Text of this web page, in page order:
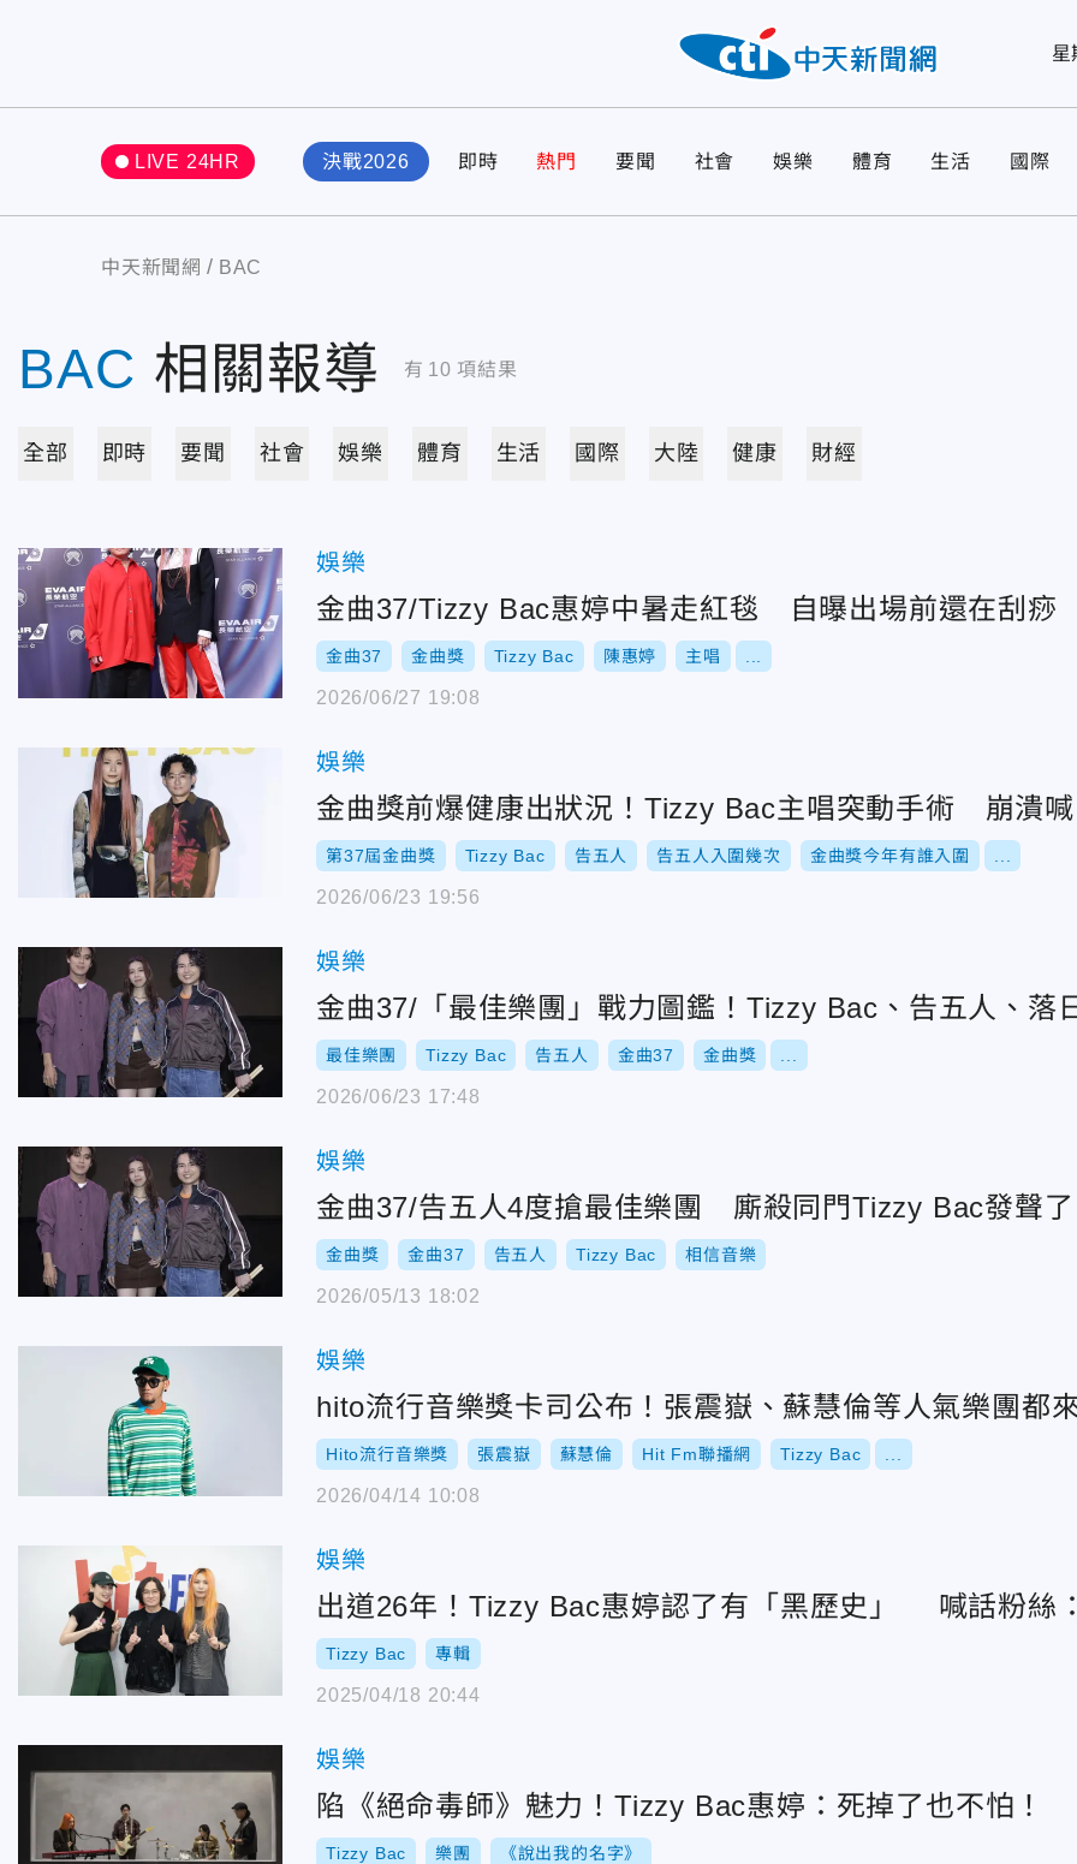
星
LIVE 24HR 決戰2026 即時 熱門 要聞 社會 娛樂 體育 生活 國際
中天新聞網 BAC
BAC 相關報導 有 10 項結果
全部 即時 要聞 社會 娛樂 體育 生活 國際 大陸 健康 財經
娛樂
金曲37/Tizzy Bac惠婷中暑走紅毯 自曝出場前還在刮痧
金曲37 金曲獎 Tizzy Bac 陳惠婷 主唱
2026/06/27 19:08
娛樂
金曲獎前爆健康出狀況！Tizzy Bac主唱突動手術 崩潰
第37屆金曲獎 Tizzy Bac 告五人 告五人入圍幾次 金曲獎今年有誰入圍
2026/06/23 19:56
娛樂
金曲37/「最佳樂團」戰力圖鑑！Tizzy Bac、告五人、落
最佳樂團 Tizzy Bac 告五人 金曲37 金曲獎
2026/06/23 17:48
娛樂
金曲37/告五人4度搶最佳樂團 廝殺同門Tizzy Bac發聲了
金曲獎 金曲37 告五人 Tizzy Bac 相信音樂
2026/05/13 18:02
娛樂
hito流行音樂獎卡司公布！張震嶽、蘇慧倫等人氣樂團都
Hito流行音樂獎 張震嶽 蘇慧倫 Hit Fm聯播網 Tizzy Bac
2026/04/14 10:08
娛樂
出道26年！Tizzy Bac惠婷認了有「黑歷史」 喊話粉絲
Tizzy Bac 專輯
2025/04/18 20:44
娛樂
陷《絕命毒師》魅力！Tizzy Bac惠婷：死掉了也不怕！
Tizzy Bac 樂團 《說出我的名字》